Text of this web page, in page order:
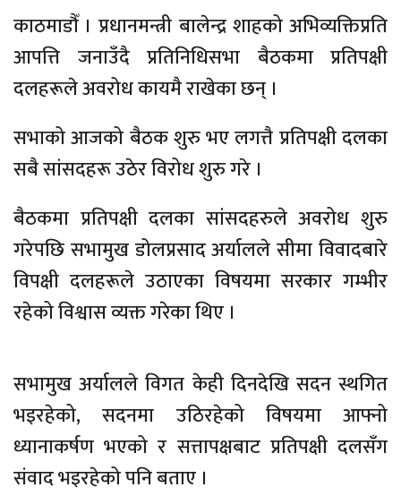
काठमाडौँ । प्रधानमन्त्री बालेन्द्र शाहको अभिव्यक्तिप्रति
आपत्ति जनाउँदै प्रतिनिधिसभा बैठकमा प्रतिपक्षी
दलहरूले अवरोध कायमै राखेका छन् ।
सभाको आजको बैठक शुरु भए लगत्तै प्रतिपक्षी दलका
सबै सांसदहरू उठेर विरोध शुरु गरे ।
बैठकमा प्रतिपक्षी दलका सांसदहरुले अवरोध शुरु
गरेपछि सभामुख डोलप्रसाद अर्यालले सीमा विवादबारे
विपक्षी दलहरूले उठाएका विषयमा सरकार गम्भीर
रहेको विश्वास व्यक्त गरेका थिए ।
सभामुख अर्यालले विगत केही दिनदेखि सदन स्थगित
भइरहेको, सदनमा उठिरहेको विषयमा आफ्नो
ध्यानाकर्षण भएको र सत्तापक्षबाट प्रतिपक्षी दलसँग
संवाद भइरहेको पनि बताए ।